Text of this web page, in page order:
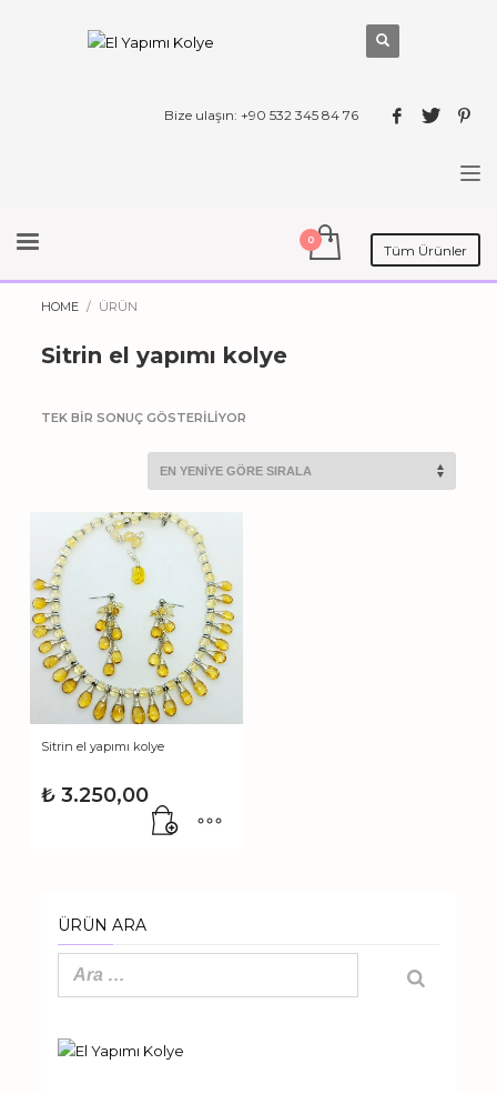
Bize ulaşın: +90 532 345 84 76
Tüm Ürünler
HOME ÜRÜN
Sitrin el yapımı kolye
TEK BIR SONUÇ GÖSTERILIYOR
Sitrin el yapımı kolye
₺ 3.250,00
ÜRÜN ARA